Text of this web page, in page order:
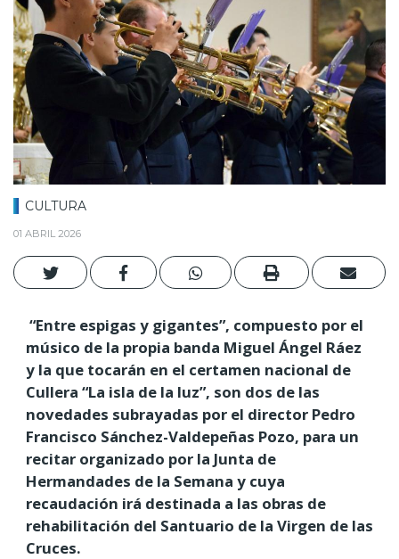
CULTURA
01 ABRIL 2026
“Entre espigas y gigantes”, compuesto por el
músico de la propia banda Miguel Ángel Ráez
y la que tocarán en el certamen nacional de
Cullera “La isla de la luz”, son dos de las
novedades subrayadas por el director Pedro
Francisco Sánchez-Valdepeñas Pozo, para un
recitar organizado por la Junta de
Hermandades de la Semana y cuya
recaudación irá destinada a las obras de
rehabilitación del Santuario de la Virgen de las
Cruces.